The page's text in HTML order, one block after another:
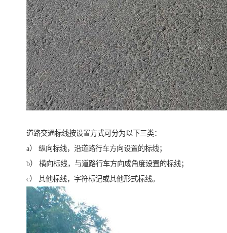
道路交通标线按设置方式可分为以下三类：
a） 纵向标线，沿道路行车方向设置的标线；
b） 横向标线，与道路行车方向成角度设置的标线；
c） 其他标线，字符标记或其他形式标线。